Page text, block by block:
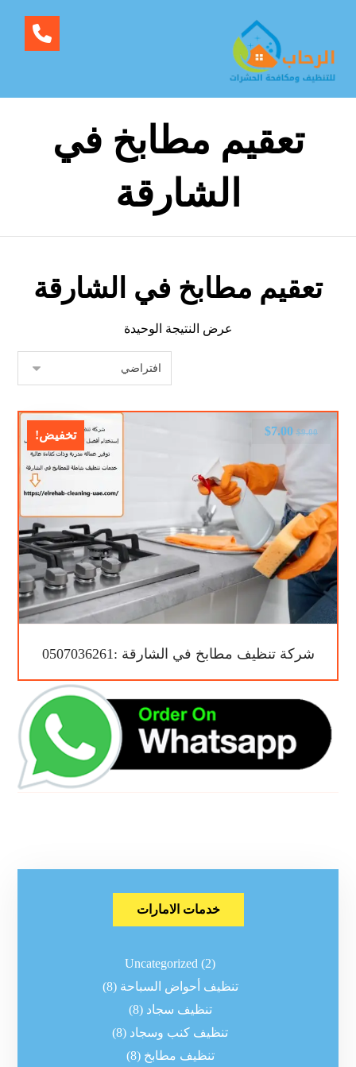
تعقيم مطابخ في
الشارقة
تعقيم مطابخ في الشارقة
عرض النتيجة الوحيدة
تخفيض!
شركة تنظيف مطابخ في الشارقة :0507036261
$9.00
$7.00
خدمات الامارات
Uncategorized (2)
تنظيف أحواض السباحة (8)
تنظيف سجاد (8)
تنظيف كنب وسجاد (8)
تنظيف مطابخ (8)